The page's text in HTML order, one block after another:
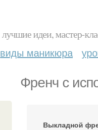
лучшие идеи, мастер-
виды маникюра
Френч с
Выкладной